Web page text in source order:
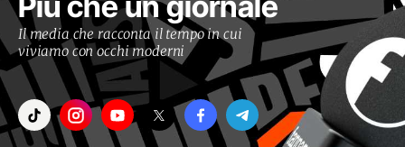
Il media che racconta il tempo in cui
viviamo con occhi moderni